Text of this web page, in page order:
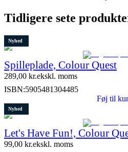
Tidligere sete
Nyhed
Spilleplade, Colour Quest
289,00 kr.ekskl. moms
ISBN:5905481304485
Føj til
Nyhed
Let's Have Fun!, Colour
99,00 kr.ekskl. moms